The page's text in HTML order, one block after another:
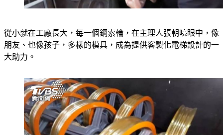
從小就在工廠長大，每一個鋼索輪，在主理人張朝喨眼中，像
朋友、也像孩子，多樣的模具，成為提供客製化電梯設計的一